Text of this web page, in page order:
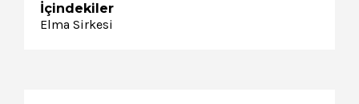
İçindekiler
Elma Sirkesi